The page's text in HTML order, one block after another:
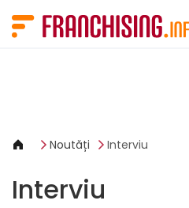
Noutăți Interviu
Interviu